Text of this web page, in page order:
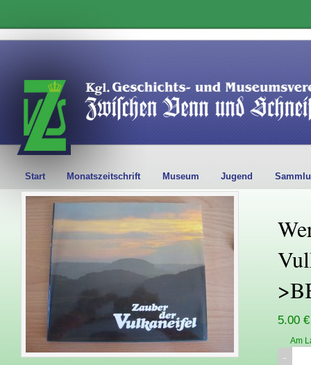
Start Monatszeitschrift Museum Jugend
5.00 €
Am